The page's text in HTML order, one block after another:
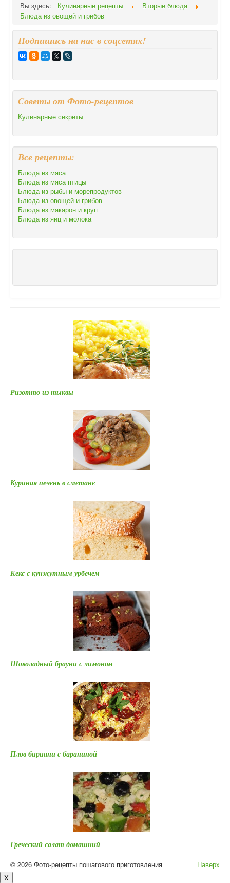
Вы здесь:
Кулинарные рецепты
Вторые блюда
Блюда из овощей и грибов
Подпишись на нас в соцсетях!
Cоветы от Фото-рецептов
Кулинарные секреты
Все рецепты:
Блюда из мяса
Блюда из мяса птицы
Блюда из рыбы и морепродуктов
Блюда из овощей и грибов
Блюда из макарон и круп
Блюда из яиц и молока
X
Ризотто из тыквы
Куриная печень в сметане
Кекс с кунжутным урбечем
Шоколадный брауни с лимоном
Плов бириани с бараниной
Греческий салат домашний
Наверх
© 2026 Фото-рецепты пошагового приготовления